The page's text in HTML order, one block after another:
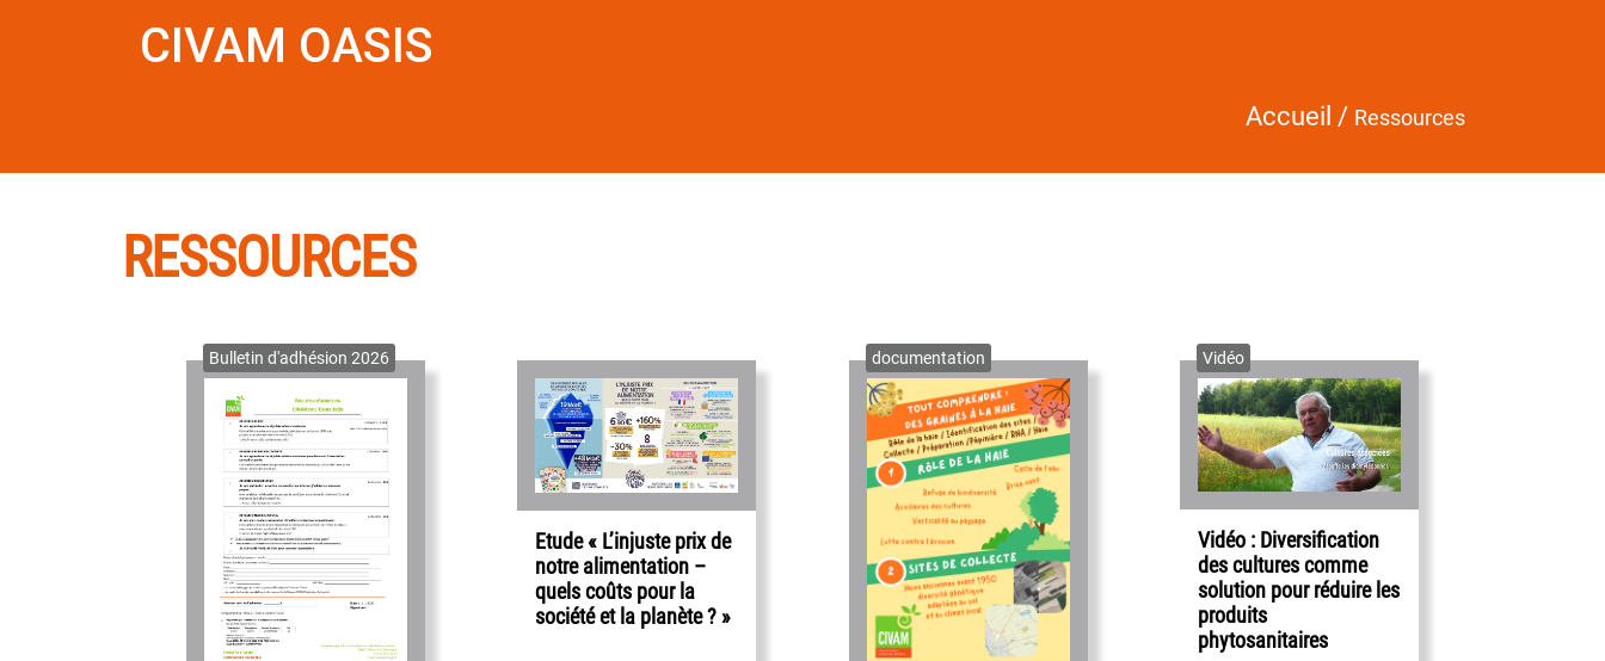
CIVAM OASIS
Accueil / Ressources
RESSOURCES
Bulletin d'adhésion 2026
Etude « L’injuste prix de
notre alimentation –
quels coûts pour la
société et la planète ? »
documentation Vidéo
Vidéo : Diversification
des cultures comme
solution pour réduire les
produits
phytosanitaires